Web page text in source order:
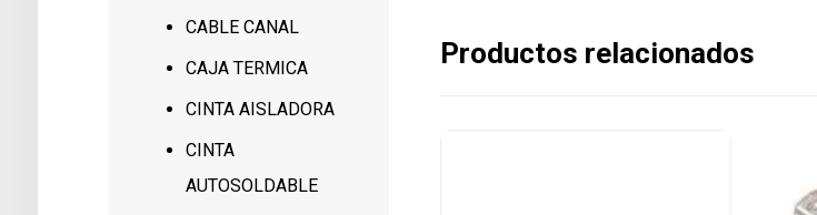
Productos relacionados
CABLE CANAL
CAJA TERMICA
CINTA AISLADORA
CINTA
AUTOSOLDABLE